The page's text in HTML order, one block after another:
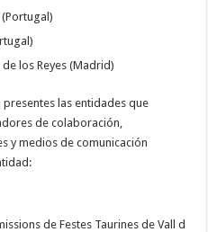
los Reyes (Madrid)
las entidades que
de colaboración,
y medios de comunicación
de Festes Taurines de Vall d